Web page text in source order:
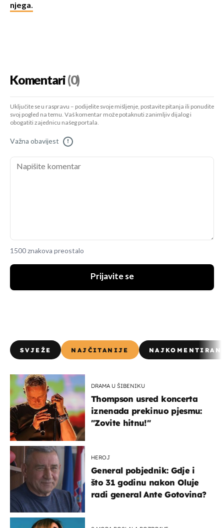
njega.
Komentari(0)
Uključite se u raspravu – podijelite svoje mišljenje, postavite pitanja ili ponudite
svoj pogled na temu. Vaš komentar može potaknuti zanimljiv dijalog i
obogatiti zajednicu našeg portala.
Važna obavijest !
1500 znakova preostalo
Prijavite se
SVJEŽE NAJČITANIJE
DRAMA U ŠIBENIKU
Thompson usred koncerta
iznenada prekinuo pjesmu:
"Zovite hitnu!"
HEROJ
General pobjednik: Gdje i
što 31 godinu nakon Oluje
radi general Ante Gotovina?